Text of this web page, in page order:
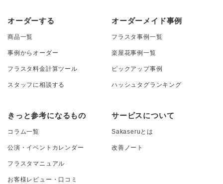
オーダーする
商品一覧
事例からオーダー
フラスタ料金計算ツール
スタッフに相談する
オーダーメイド事例
フラスタ事例一覧
楽屋花事例一覧
ピックアップ事例
ハッシュタグランキング
きっと参考になるもの
コラム一覧
公演・イベントカレンダー
フラスタマニュアル
お客様レビュー・口コミ
サービスについて
Sakaseruとは
改善ノート